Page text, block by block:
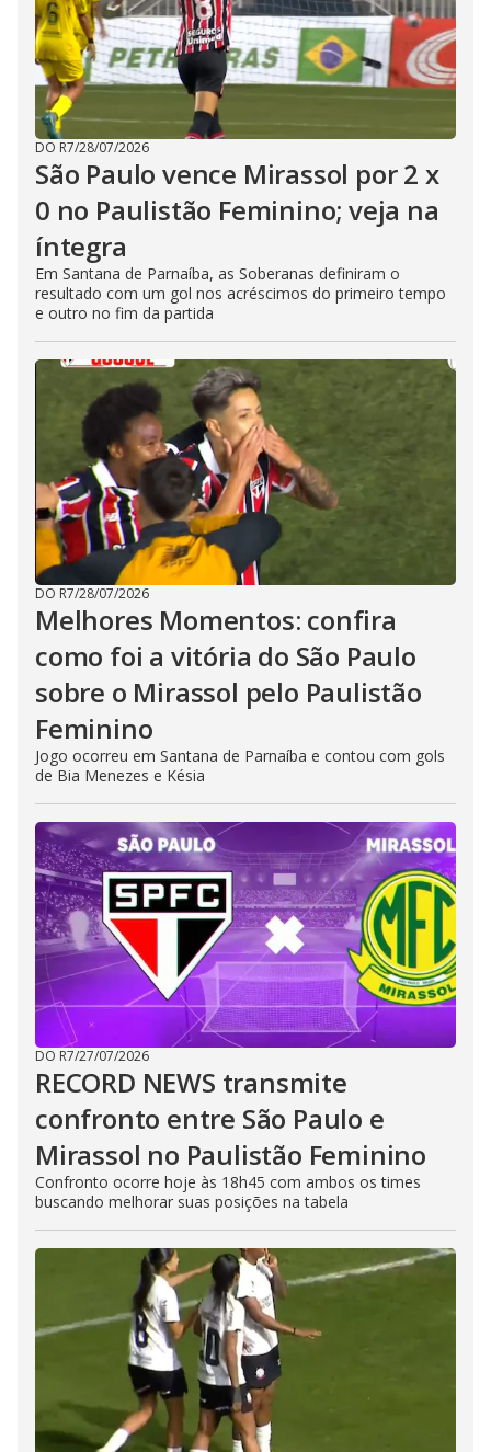
DO R7/28/07/2026
São Paulo vence Mirassol por 2 x
0 no Paulistão Feminino; veja na
íntegra
Em Santana de Parnaíba, as Soberanas definiram o
resultado com um gol nos acréscimos do primeiro tempo
e outro no fim da partida
DO R7/28/07/2026
Melhores Momentos: confira
como foi a vitória do São Paulo
sobre o Mirassol pelo Paulistão
Feminino
Jogo ocorreu em Santana de Parnaíba e contou com gols
de Bia Menezes e Késia
DO R7/27/07/2026
RECORD NEWS transmite
confronto entre São Paulo e
Mirassol no Paulistão Feminino
Confronto ocorre hoje às 18h45 com ambos os times
buscando melhorar suas posições na tabela